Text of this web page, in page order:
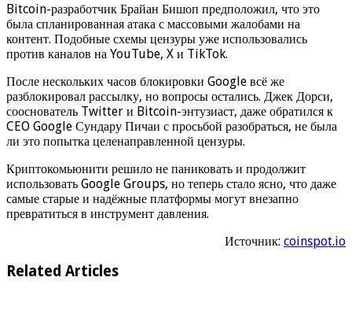
Bitcoin-разработчик Брайан Бишоп предположил, что это
была спланированная атака с массовыми жалобами на
контент. Подобные схемы цензуры уже использовались
против каналов на YouTube, X и TikTok.
После нескольких часов блокировки Google всё же
разблокировал рассылку, но вопросы остались. Джек Дорси,
сооснователь Twitter и Bitcoin-энтузиаст, даже обратился к
CEO Google Сундару Пичаи с просьбой разобраться, не была
ли это попытка целенаправленной цензуры.
Криптокомьюнити решило не паниковать и продолжит
использовать Google Groups, но теперь стало ясно, что даже
самые старые и надёжные платформы могут внезапно
превратиться в инструмент давления.
Источник: coinspot.io
Related Articles